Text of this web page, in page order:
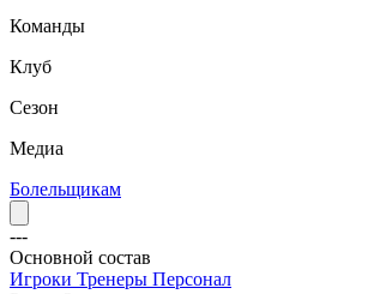
Команды
Клуб
Сезон
Медиа
Болельщикам
---
Основной состав
Игроки Тренеры Персонал